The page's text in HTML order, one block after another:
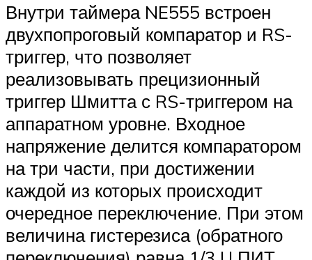
Внутри таймера NE555 встроен
двухпопроговый компаратор и RS-
триггер, что позволяет
реализовывать прецизионный
триггер Шмитта с RS-триггером на
аппаратном уровне. Входное
напряжение делится компаратором
на три части, при достижении
каждой из которых происходит
очередное переключение. При этом
величина гистерезиса (обратного